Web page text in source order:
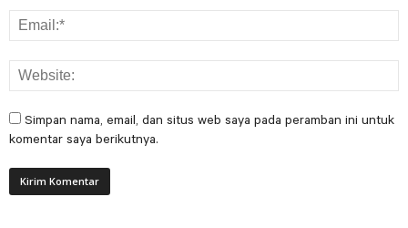
Simpan nama, email, dan situs web saya pada peramban ini untuk
komentar saya berikutnya.